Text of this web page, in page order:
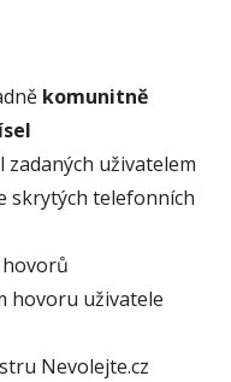
komunitně
uživatelem
skrytých telefonních
hovoru uživatele
Nevolejte.cz